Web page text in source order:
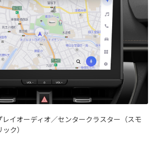
イオーディオ／センタークラスター（スモ
ク）